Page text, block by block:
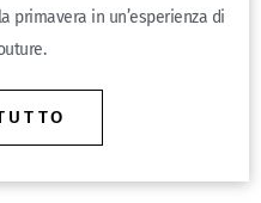
primavera in un’esperienza di